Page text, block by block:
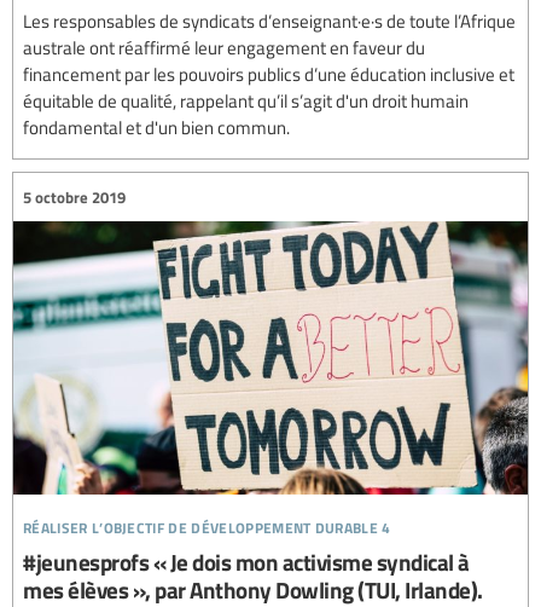
Les responsables de syndicats d’enseignant·e·s de toute l’Afrique
australe ont réaffirmé leur engagement en faveur du
financement par les pouvoirs publics d’une éducation inclusive et
équitable de qualité, rappelant qu’il s’agit d'un droit humain
fondamental et d'un bien commun.
réaliser l’objectif de développement durable 4
5 octobre 2019
#jeunesprofs « Je dois mon activisme syndical à
mes élèves », par Anthony Dowling (TUI, Irlande).